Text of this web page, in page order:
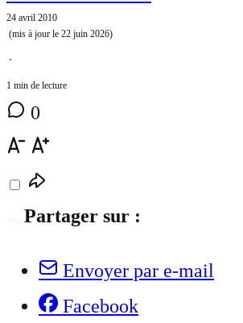
24 avril 2010
(mis à jour le 22 juin 2026)
⋅
1 min de lecture
0
Partager sur :
Envoyer par e-mail
Facebook